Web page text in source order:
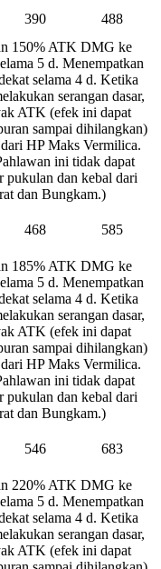
390
488
150% ATK DMG ke
5 d. Menempatkan
selama 4 d. Ketika
serangan dasar,
ATK (efek ini dapat
sampai dihilangkan)
HP Maks Vermilica.
ini tidak dapat
pukulan dan kebal dari
dan Bungkam.)
468 585
185% ATK DMG ke
5 d. Menempatkan
selama 4 d. Ketika
serangan dasar,
ATK (efek ini dapat
sampai dihilangkan)
HP Maks Vermilica.
ini tidak dapat
pukulan dan kebal dari
dan Bungkam.)
546 683
220% ATK DMG ke
5 d. Menempatkan
selama 4 d. Ketika
serangan dasar,
ATK (efek ini dapat